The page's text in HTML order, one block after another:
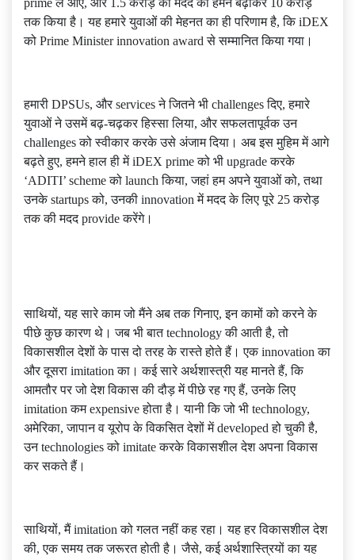
prime ले आए, और 1.5 करोड़ की मदद को हमने बढ़ाकर 10 करोड़
तक किया है। यह हमारे युवाओं की मेहनत का ही परिणाम है, कि iDEX
को Prime Minister innovation award से सम्मानित किया गया।
हमारी DPSUs, और services ने जितने भी challenges दिए, हमारे
युवाओं ने उसमें बढ़-चढ़कर हिस्सा लिया, और सफलतापूर्वक उन
challenges को स्वीकार करके उसे अंजाम दिया। अब इस मुहिम में आगे
बढ़ते हुए, हमने हाल ही में iDEX prime को भी upgrade करके
‘ADITI’ scheme को launch किया, जहां हम अपने युवाओं को, तथा
उनके startups को, उनकी innovation में मदद के लिए पूरे 25 करोड़
तक की मदद provide करेंगे।
साथियों, यह सारे काम जो मैंने अब तक गिनाए, इन कामों को करने के
पीछे कुछ कारण थे। जब भी बात technology की आती है, तो
विकासशील देशों के पास दो तरह के रास्ते होते हैं। एक innovation का
और दूसरा imitation का। कई सारे अर्थशास्त्री यह मानते हैं, कि
आमतौर पर जो देश विकास की दौड़ में पीछे रह गए हैं, उनके लिए
imitation कम expensive होता है। यानी कि जो भी technology,
अमेरिका, जापान व यूरोप के विकसित देशों में developed हो चुकी है,
उन technologies को imitate करके विकासशील देश अपना विकास
कर सकते हैं।
साथियों, मैं imitation को गलत नहीं कह रहा। यह हर विकासशील देश
की, एक समय तक जरूरत होती है। जैसे, कई अर्थशास्त्रियों का यह